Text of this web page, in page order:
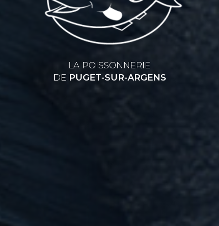
LA POISSONNERIE
DE PUGET-SUR-ARGENS